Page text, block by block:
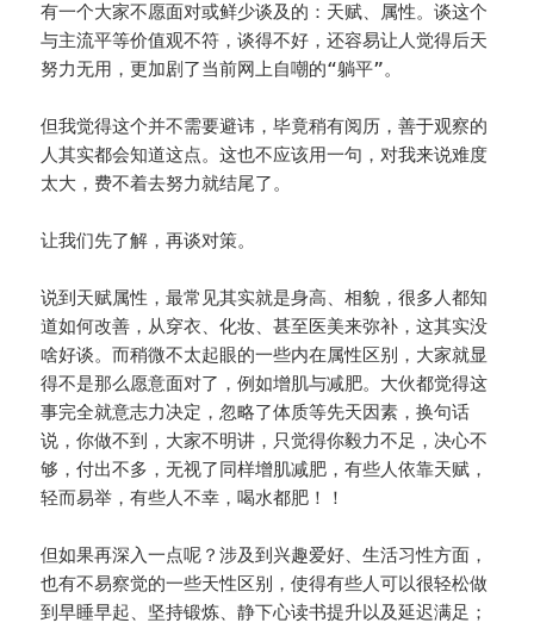
有一个大家不愿面对或鲜少谈及的：天赋、属性。谈这个
与主流平等价值观不符，谈得不好，还容易让人觉得后天
努力无用，更加剧了当前网上自嘲的“躺平”。
但我觉得这个并不需要避讳，毕竟稍有阅历，善于观察的
人其实都会知道这点。这也不应该用一句，对我来说难度
太大，费不着去努力就结尾了。
让我们先了解，再谈对策。
说到天赋属性，最常见其实就是身高、相貌，很多人都知
道如何改善，从穿衣、化妆、甚至医美来弥补，这其实没
啥好谈。而稍微不太起眼的一些内在属性区别，大家就显
得不是那么愿意面对了，例如增肌与减肥。大伙都觉得这
事完全就意志力决定，忽略了体质等先天因素，换句话
说，你做不到，大家不明讲，只觉得你毅力不足，决心不
够，付出不多，无视了同样增肌减肥，有些人依靠天赋，
轻而易举，有些人不幸，喝水都肥！！
但如果再深入一点呢？涉及到兴趣爱好、生活习性方面，
也有不易察觉的一些天性区别，使得有些人可以很轻松做
到早睡早起、坚持锻炼、静下心读书提升以及延迟满足；